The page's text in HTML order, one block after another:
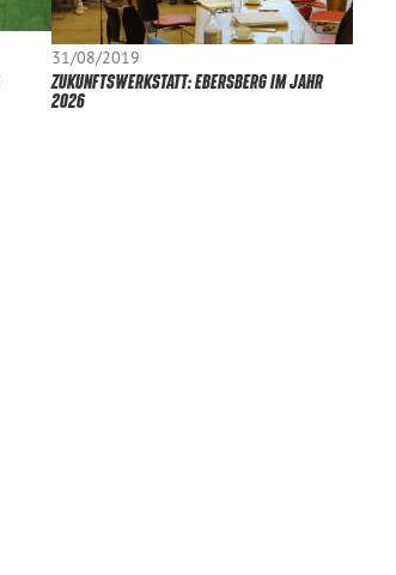
31/08/2019
ZUKUNFTSWERKSTATT: EBERSBERG IM JAHR
2026